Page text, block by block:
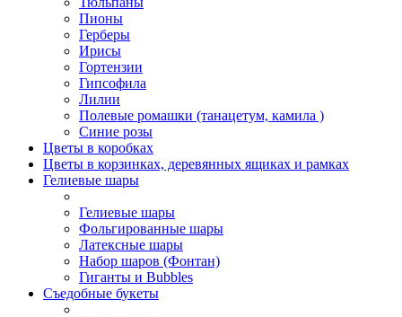
Пионы
Герберы
Ирисы
Гортензии
Гипсофила
Лилии
Полевые ромашки (танацетум, камила )
Синие розы
Цветы в коробках
Цветы в корзинках, деревянных ящиках и рамках
Гелиевые шары
Гелиевые шары
Фольгированные шары
Латексные шары
Набор шаров (Фонтан)
Гиганты и Bubbles
Съедобные букеты